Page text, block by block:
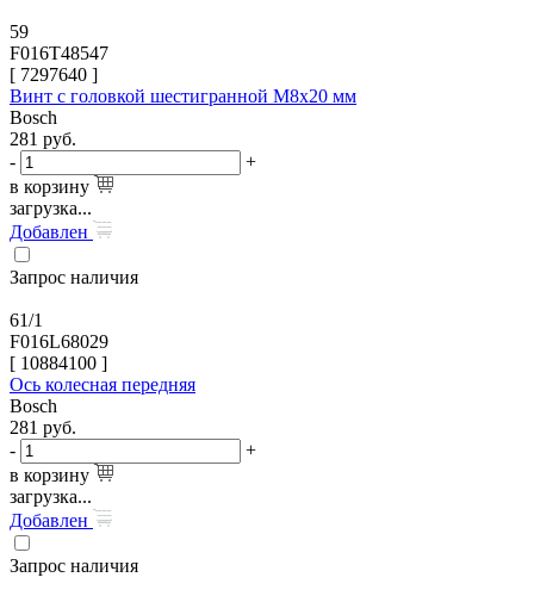
59
F016T48547
[ 7297640 ]
Винт с головкой шестигранной M8x20 мм
Bosch
281 руб.
-
+
в корзину
загрузка...
Добавлен
Запрос наличия
61/1
F016L68029
[ 10884100 ]
Ось колесная передняя
Bosch
281 руб.
-
+
в корзину
загрузка...
Добавлен
Запрос наличия